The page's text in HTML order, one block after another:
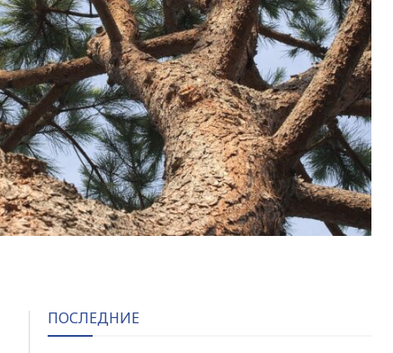
ПОСЛЕДНИЕ